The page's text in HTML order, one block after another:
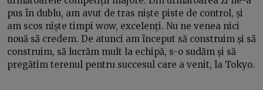
pus în dublu, am avut de tras niște piste de control, și
am scos niște timpi wow, excelenți. Nu ne venea nici
nouă să credem. De atunci am început să construim și să
construim, să lucrăm mult la echipă, s-o sudăm și să
pregătim terenul pentru succesul care a venit, la Tokyo.